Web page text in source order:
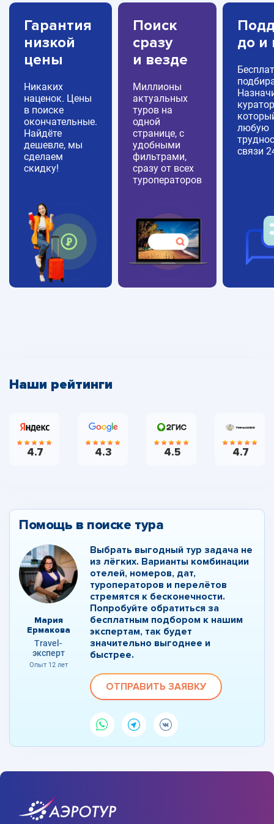
Гарантия
низкой
цены
Никаких
наценок. Цены
в поиске
окончательные.
Найдёте
дешевле, мы
сделаем
скидку!
Поиск
сразу
и везде
Миллионы
актуальных
туров на
одной
странице, с
удобными
фильтрами,
сразу от всех
туроператоров
до и
любую
связи
Наши рейтинги
4.7 4.3 4.5 4.7
Помощь в поиске тура
Мария
Ермакова
Travel-
эксперт
Опыт 12 лет
Выбрать выгодный тур задача не
из лёгких. Варианты комбинации
отелей, номеров, дат,
туроператоров и перелётов
стремятся к бесконечности.
Попробуйте обратиться за
бесплатным подбором к нашим
экспертам, так будет
значительно выгоднее и
быстрее.
ОТПРАВИТЬ ЗАЯВКУ